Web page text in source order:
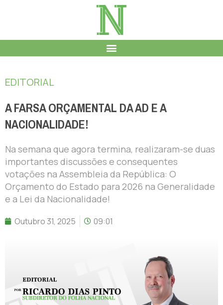
EDITORIAL
A FARSA ORÇAMENTAL DA AD E A
NACIONALIDADE!
Na semana que agora termina, realizaram-se duas
importantes discussões e consequentes
votações na Assembleia da República: O
Orçamento do Estado para 2026 na Generalidade
e a Lei da Nacionalidade!
Outubro 31, 2025 09:01